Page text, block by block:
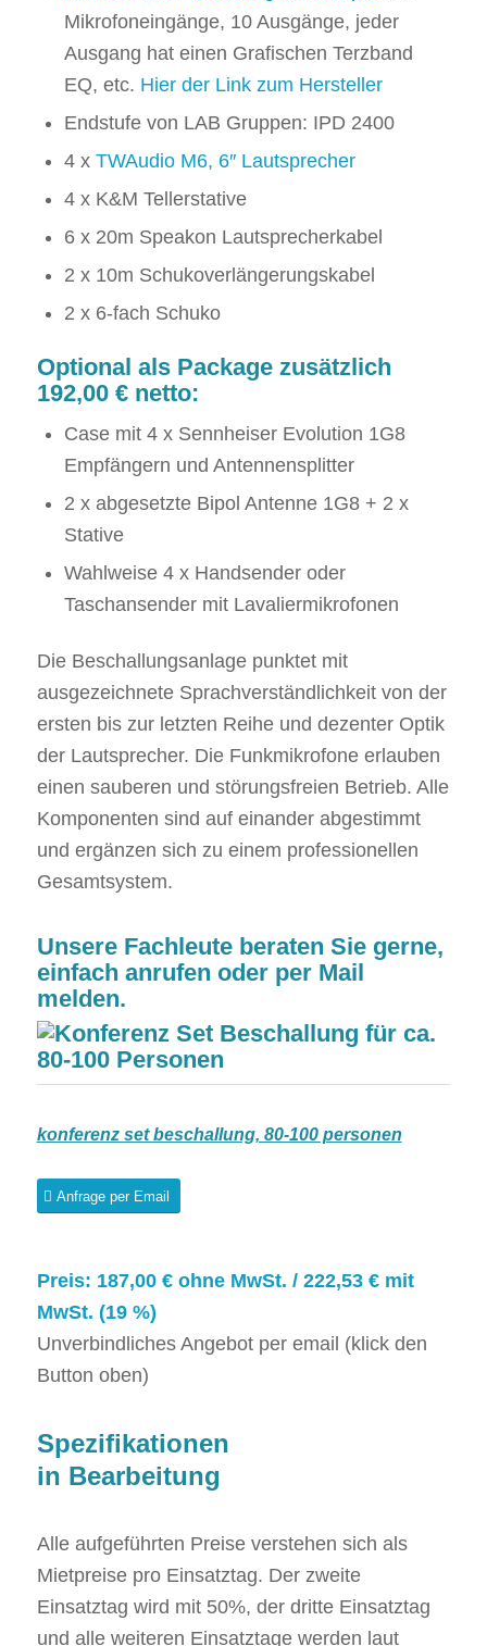
Mikrofoneingänge, 10 Ausgänge, jeder
Ausgang hat einen Grafischen Terzband
EQ, etc. Hier der Link zum Hersteller
Endstufe von LAB Gruppen: IPD 2400
4 x TWAudio M6, 6″ Lautsprecher
4 x K&M Tellerstative
6 x 20m Speakon Lautsprecherkabel
2 x 10m Schukoverlängerungskabel
2 x 6-fach Schuko
Optional als Package zusätzlich
192,00 € netto:
Case mit 4 x Sennheiser Evolution 1G8
Empfängern und Antennensplitter
2 x abgesetzte Bipol Antenne 1G8 + 2 x
Stative
Wahlweise 4 x Handsender oder
Taschansender mit Lavaliermikrofonen
Die Beschallungsanlage punktet mit
ausgezeichnete Sprachverständlichkeit von der
ersten bis zur letzten Reihe und dezenter Optik
der Lautsprecher. Die Funkmikrofone erlauben
einen sauberen und störungsfreien Betrieb. Alle
Komponenten sind auf einander abgestimmt
und ergänzen sich zu einem professionellen
Gesamtsystem.
Unsere Fachleute beraten Sie gerne,
einfach anrufen oder per Mail
melden.
konferenz set beschallung, 80-100 personen
Anfrage per Email
Preis: 187,00 € ohne MwSt. / 222,53 € mit
MwSt. (19 %)
Unverbindliches Angebot per email (klick den
Button oben)
Spezifikationen
in Bearbeitung
Alle aufgeführten Preise verstehen sich als
Mietpreise pro Einsatztag. Der zweite
Einsatztag wird mit 50%, der dritte Einsatztag
und alle weiteren Einsatztage werden laut